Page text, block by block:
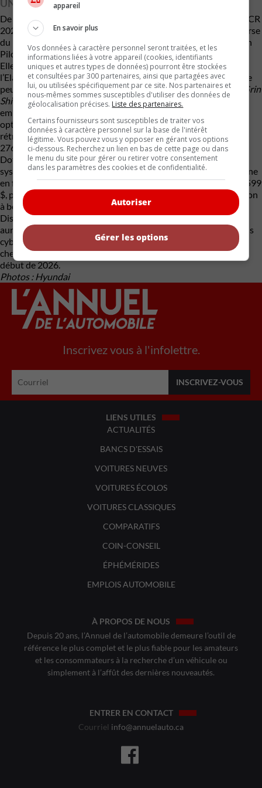
UN NOUVEAU BOLIDE À QUATRE PORTES
De la trempe d’une Honda Civic Type R, la Hyundai Elantra N TCR
2026 est une nouveauté qui rend hommage à la voiture de course
du même nom qu’on voit évoluer dans le championnat Michelin
Pilot Challenge d’IMSA.
Elle partage le 4-cylindres de 2,0 L à turbocompresseur de
l’Elantra N. Ce moteur qui produit 276 ch et 289 lb-pi de couple
peut voir sa puissance haussée à 286 ch grâce à la fonction
N Grin
Shift
des versions à boîte automatique à 8 rapports et double
embrayage N-DCT. Naturellement, les puristes peuvent aussi
opter pour une boîte manuelle à 6 rapports avec fonction de
rétrogradation synchronisée… à condition de se contenter des
276 ch !
Dotée, entre autres, de roues forgées noires de 19 po, d’un
système de freinageN Performanceet d’un aileron à col de cygne
en fibre de carbone, l’Elantra N TCR sera offerte à partir de 47 599
$, pour la version à boîte manuelle et de 49 199 $, pour la version
à boîte N-DCT.
Disponible sur commande seulement, les acheteurs canadiens
auront un choix de quatre teintes : Noir abysse, Blanc atlas, Gris
cyber et l’emblématique Bleu performance. Elle fera son entrée
chez les concessionnaires de la marque à la fin de 2025 ou au
début de 2026.
Photos : Hyundai
Inscrivez vous à l'infolettre.
LIENS UTILES
ACTUALITÉS
BANCS D'ESSAIS
VOITURES NEUVES
VOITURES ÉCOLOS
VOITURES CLASSIQUES
COMPARATIFS
COIN-CONSEIL
ÉPHÉMÉRIDES
EMPLOIS AUTOMOBILE
À PROPOS DE NOUS
Depuis 20 ans, l’Annuel de l’automobile demeure l’outil de
référence le plus complet et le plus fiable pour les amateurs
et les consommateurs à la recherche d’un véhicule ou
simplement à l’affût des dernières nouveautés.
ENTRER EN CONTACT
Courriel info@annuelauto.ca
appareil
En savoir plus
Vos données à caractère personnel seront traitées, et les
informations liées à votre appareil (cookies, identifiants
uniques et autres types de données) pourront être stockées
et consultées par 300 partenaires, ainsi que partagées avec
lui, ou utilisées spécifiquement par ce site. Nos partenaires et
nous-mêmes sommes susceptibles d'utiliser des données de
géolocalisation précises. Liste des partenaires.
Certains fournisseurs sont susceptibles de traiter vos
données à caractère personnel sur la base de l'intérêt
légitime. Vous pouvez vous y opposer en gérant vos options
ci-dessous. Recherchez un lien en bas de cette page ou dans
le menu du site pour gérer ou retirer votre consentement
dans les paramètres des cookies et de confidentialité.
Autoriser
Gérer les options